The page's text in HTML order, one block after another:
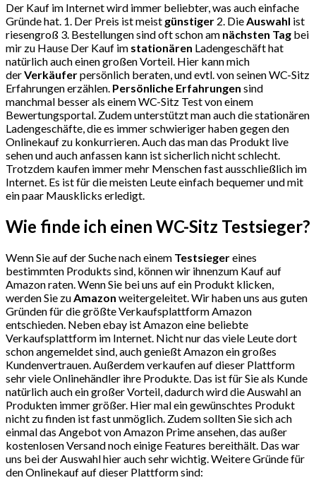
Der Kauf im Internet wird immer beliebter, was auch einfache
Gründe hat. 1. Der Preis ist meist günstiger 2. DieAuswahl ist
riesengroß 3. Bestellungen sind oft schon am nächsten Tag bei
mir zu Hause Der Kauf im stationären Ladengeschäft hat
natürlich auch einen großen Vorteil. Hier kann mich
derVerkäuferpersönlich beraten, und evtl. von seinen WC-Sitz
Erfahrungen erzählen. Persönliche Erfahrungen sind
manchmal besser als einem WC-Sitz Test von einem
Bewertungsportal. Zudem unterstützt man auch die stationären
Ladengeschäfte, die es immer schwieriger haben gegen den
Onlinekauf zu konkurrieren. Auch das man das Produkt live
sehen und auch anfassen kann ist sicherlich nicht schlecht.
Trotzdem kaufen immer mehr Menschen fast ausschließlich im
Internet. Es ist für die meisten Leute einfach bequemer und mit
ein paar Mausklicks erledigt.
Wie finde ich einen WC-Sitz Testsieger?
Wenn Sie auf der Suche nach einem Testsiegereines
bestimmten Produkts sind, können wir ihnenzum Kauf auf
Amazon raten. Wenn Sie bei uns auf ein Produkt klicken,
werden Sie zuAmazon weitergeleitet. Wir haben uns aus guten
Gründen für die größte Verkaufsplattform Amazon
entschieden. Neben ebay ist Amazon eine beliebte
Verkaufsplattform im Internet. Nicht nur das viele Leute dort
schon angemeldet sind, auch genießt Amazon ein großes
Kundenvertrauen. Außerdem verkaufen auf dieser Plattform
sehr viele Onlinehändler ihre Produkte. Das ist für Sie als Kunde
natürlich auch ein großer Vorteil, dadurch wird die Auswahl an
Produkten immer größer. Hier mal ein gewünschtes Produkt
nicht zu finden ist fast unmöglich. Zudem sollten Sie sich ach
einmal das Angebot von Amazon Prime ansehen, das außer
kostenlosen Versand noch einige Features bereithält. Das war
uns bei der Auswahl hier auch sehr wichtig. Weitere Gründe für
den Onlinekauf auf dieser Plattform sind: